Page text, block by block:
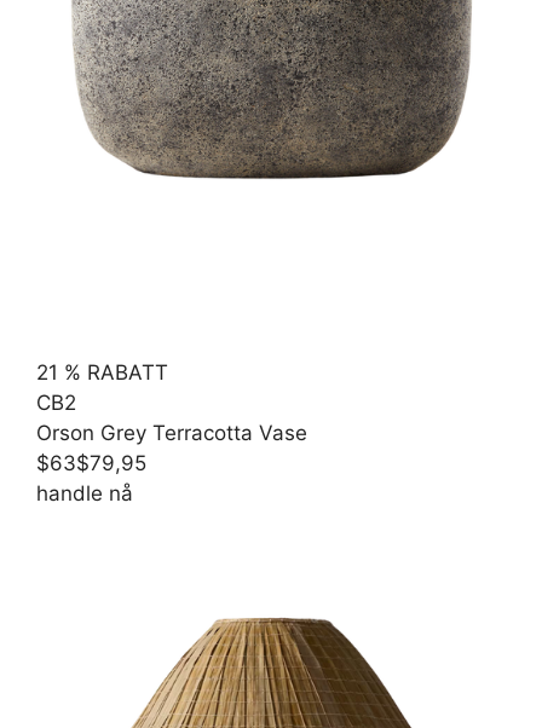
21 % RABATT
CB2
Orson Grey Terracotta Vase
$63$79,95
handle nå